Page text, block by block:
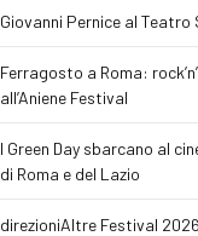
Giovanni Pernice al Teatro
Ferragosto a Roma:
all’Aniene Festival
I Green Day sbarcano al
di Roma e del Lazio
direzioniAltre Festival